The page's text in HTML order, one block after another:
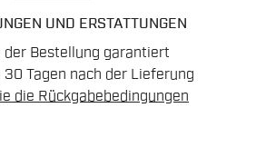
UND ERSTATTUNGEN
der Bestellung garantiert
30 Tagen nach der Lieferung
die Rückgabebedingungen